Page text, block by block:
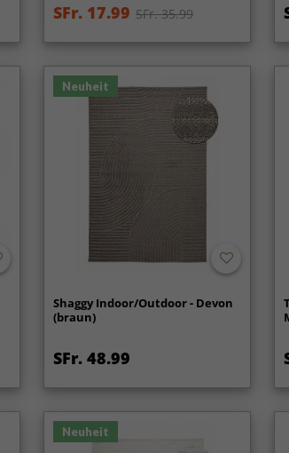
SFr. 17.99 SFr. 35.99
Neuheit
Shaggy Indoor/Outdoor - Devon
(braun)
SFr. 48.99
Neuheit